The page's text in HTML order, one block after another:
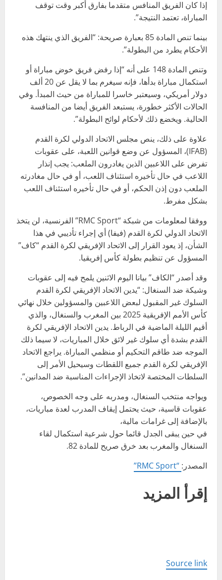
إذا كان الفريق المنافس متقدما بفارق أكبر وقت توقف
المباراة، تعتمد النتيجة”.
بينما تنص المادة 85 بعبارة صريحة: “الفريق الذي ينتهك هذه
الأحكام يطرد من البطولة”.
وتنص المادة 148 على أنه “إذا رفض فريق خوض مباراة أو
استكمال مباراة بدأها، فإنه سيغرم بما لا يقل عن 20 ألف
دولار أمريكي، وسيعتبر خاسرا للمباراة من حيث المبدأ. وفي
الحالات الأكثر خطورة، يستبعد الفريق أيضا من المنافسة
الحالية. ويخضع ذلك لأحكام لوائح البطولة”.
علاوة على ذلك، ينص مجلس الاتحاد الدولي لكرة القدم
(IFAB)، المسؤول عن وضع قوانين اللعبة، على عقوبات
تفرض على اللاعبين الذين يغادرون الملعب: يجب إنذار
اللاعب في حال تأخيره استئناف اللعب، أو في حال مغادرته
الملعب دون إذن الحكم، أو في حال تأخيره استئناف اللعب
بشكل مفرط.
ووفقا لمعلومات من شبكة “RMC Sport” الفرنسية، لن يتخذ
الاتحاد الدولي لكرة القدم (فيفا) أي إجراء تأديبي في هذا
الشأن، إذ يعود القرار إلى الاتحاد الإفريقي لكرة القدم “كاف”
المسؤول عن تنظيم بطولة كأس إفريقيا.
وقد أصدر “الكاف” بيانا اليوم الاثنين يلمح فيه إلى عقوبات
وشيكة ضد السنغال: “يدين الاتحاد الإفريقي لكرة القدم
السلوك غير المقبول لبعض اللاعبين والمسؤولين خلال نهائي
كأس الأمم الإفريقية 2025 بين المغرب والسنغال، والذي
أقيم الليلة الماضية في الرباط. يدين الاتحاد الإفريقي لكرة
القدم بشدة أي سلوك غير لائق خلال المباريات، لا سيما ذلك
الموجه ضد طاقم التحكيم أو منظمي المباراة. يراجع الاتحاد
الإفريقي لكرة القدم جميع اللقطات وسيحيل الأمر إلى
السلطات المختصة لاتخاذ الإجراءات المناسبة ضد المدانين”.
ويواجه منتخب السنغال، ومدربه على وجه الخصوص،
عقوبات قاسية، حيث يحتمل إيقاف المدرب لعدة مباريات،
بالإضافة إلى غرامات مالية،
في حين يبقى الجدل قائما حول شرعية استكمال لقاء
السنغال والمغرب بعد خرق صريح للمادة 82.
المصدر: “RMC Sport”
إقرأ المزيد
Source link